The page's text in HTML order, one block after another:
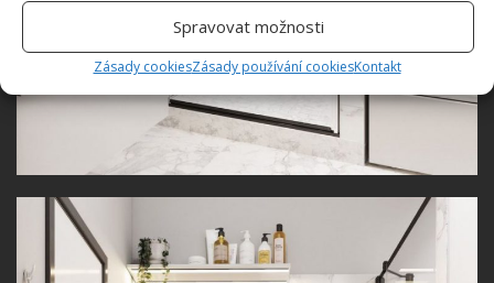
Spravovat možnosti
Zásady cookiesZásady používání cookiesKontakt